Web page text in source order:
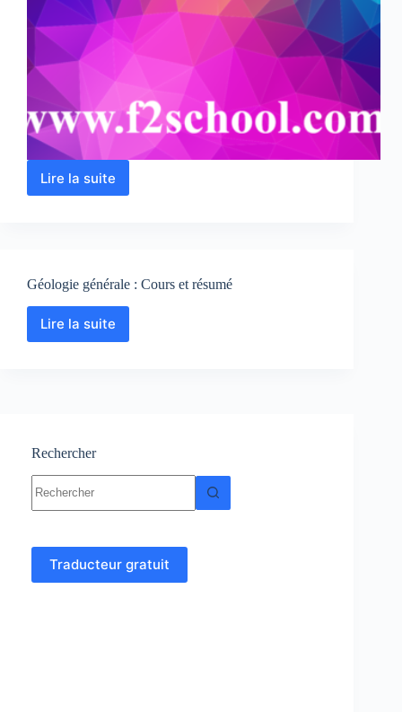
Lire la suiteGéophysique
Géologie générale : Cours et résumé
Lire la suite
Géologie
Rechercher
résultat
Traducteur gratuit